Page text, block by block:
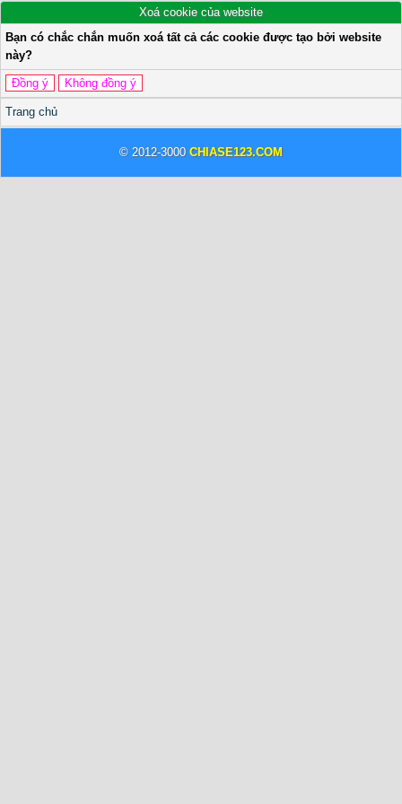
Xoá cookie của website
Bạn có chắc chắn muốn xoá tất cả các cookie được tạo bởi website
này?
Trang chủ
© 2012-3000 CHIASE123.COM